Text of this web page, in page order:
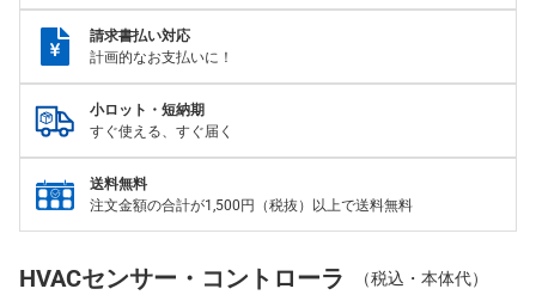
請求書払い対応
計画的なお支払いに！
小ロット・短納期
すぐ使える、すぐ届く
送料無料
注文金額の合計が1,500円（税抜）以上で送料無料
HVACセンサー・コントローラ （税込・本体代）